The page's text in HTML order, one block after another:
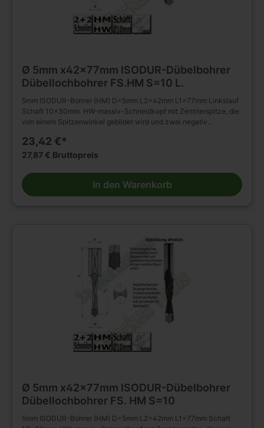
Ø 5mm x42x77mm ISODUR-Dübelbohrer
Dübellochbohrer FS.HM S=10 L.
5mm ISODUR-Bohrer (HM) D=5mm L2=42mm L1=77mm Linkslauf
Schaft 10x30mm. HW-massiv-Schneidkopf mit Zentrierspitze, die
von einem Spitzenwinkel gebildet wird und zwei negativ
kunststoffbeschichtet. Zylinderschaft mit Spannfläche und
Tiefeneinstellschraube. Zum Einsatz in Spannfuttern,
Maschinen. Zum Bohren von Sacklöchern in Massivholz, Holz-
und Plattenwerkstoffen u.s.w. , auch in beschichteter Ausführung.
Verbesserte Standzeiten durch Optimierung der HW-Qualität, der
23,42 €*
27,87 € Bruttopreis
In den Warenkorb
Ø 5mm x42x77mm ISODUR-Dübelbohrer
Dübellochbohrer FS. HM S=10
5mm ISODUR-Bohrer (HM) D=5mm L2=42mm L1=77mm Schaft